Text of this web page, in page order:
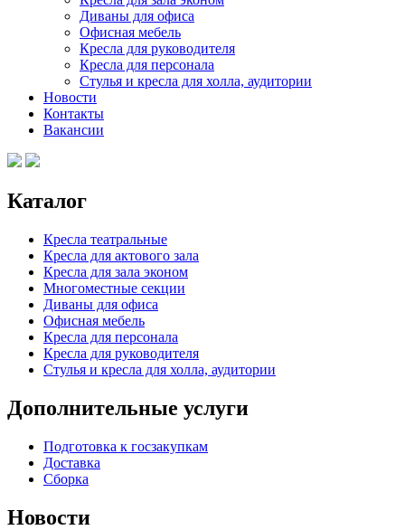
Диваны для офиса
Офисная мебель
Кресла для руководителя
Кресла для персонала
Стулья и кресла для холла, аудитории
Новости
Контакты
Вакансии
Каталог
Кресла театральные
Кресла для актового зала
Кресла для зала эконом
Многоместные секции
Диваны для офиса
Офисная мебель
Кресла для персонала
Кресла для руководителя
Стулья и кресла для холла, аудитории
Дополнительные услуги
Подготовка к госзакупкам
Доставка
Сборка
Новости